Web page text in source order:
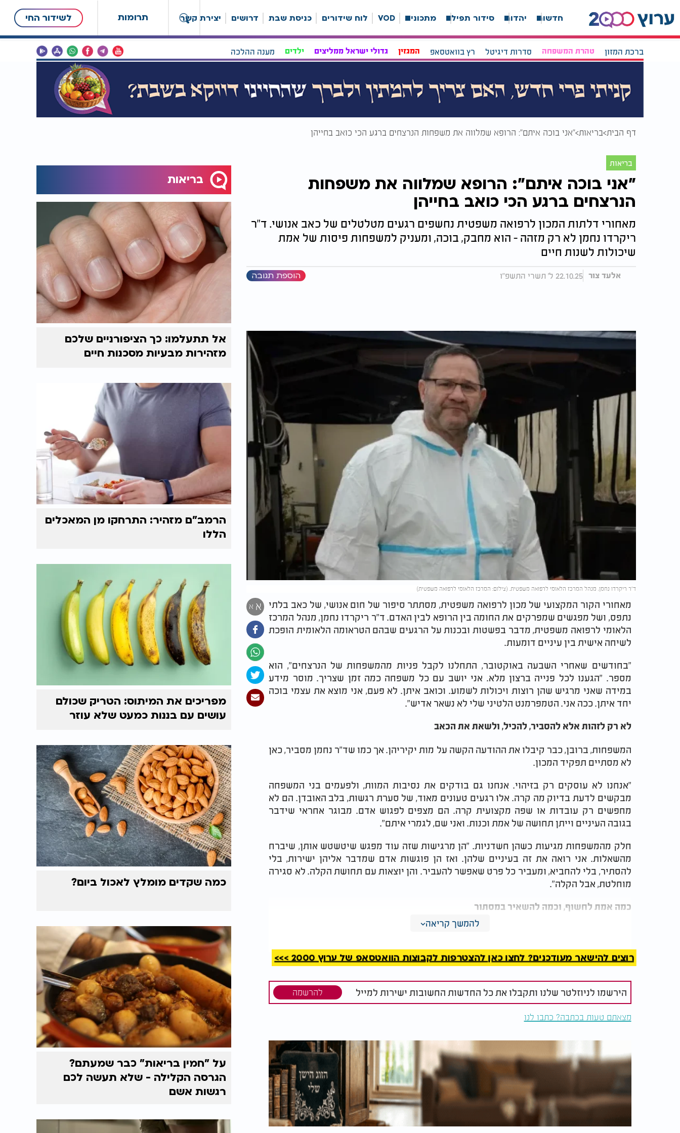
תרומות לשידור החי חדשות יהדות סידור תפילה מתכונים VOD לוח שידורים כניסת שבת דרושים יצירת קשר
ברכת המזון טהרת המשפחה סדרות דיגיטל רץ בוואטסאפ המגזין גדולי ישראל ממליצים ילדים מענה ההלכה
דף הבית בריאות "אני בוכה איתם": הרופא שמלווה את משפחות הנרצחים ברגע הכי כואב בחייהן
בריאות
"אני בוכה איתם": הרופא שמלווה את משפחות
הנרצחים ברגע הכי כואב בחייהן
מאחורי דלתות המכון לרפואה משפטית נחשפים רגעים מטלטלים של כאב אנושי. ד"ר
ריקרדו נחמן לא רק מזהה - הוא מחבק, בוכה, ומעניק למשפחות פיסות של אמת
שיכולות לשנות חיים
אלעד צור 22.10.25 ל' תשרי התשפ"ו הוספת תגובה
ד"ר ריקרדו נחמן, מנהל המרכז הלאומי לרפואה משפטית. (צילום: המרכז הלאומי לרפואה משפטית)
א א
מאחורי הקור המקצועי של מכון לרפואה משפטית, מסתתר סיפור של חום אנושי, של כאב בלתי
נתפס, ושל מפגשים שמפרקים את החומה בין הרופא לבין האדם. ד"ר ריקרדו נחמן, מנהל המרכז
הלאומי לרפואה משפטית, מדבר בפשטות ובכנות על הרגעים שבהם הטראומה הלאומית הופכת
לשיחה אישית בין עיניים דומעות.
"בחודשים שאחרי השבעה באוקטובר, התחלנו לקבל פניות מהמשפחות של הנרצחים", הוא
מספר. "הגענו לכל פנייה ברצון מלא. אני יושב עם כל משפחה כמה זמן שצריך. מוסר מידע
במידה שאני מרגיש שהן רוצות ויכולות לשמוע. וכואב איתן. לא פעם, אני מוצא את עצמי בוכה
יחד איתן. ככה אני. הטמפרמנט הלטיני שלי לא נשאר אדיש".
לא רק לזהות אלא להסביר, להכיל, ולשאת את הכאב
המשפחות, ברובן, כבר קיבלו את ההודעה הקשה על מות יקיריהן. אך כמו שד"ר נחמן מסביר, כאן
לא מסתיים תפקיד המכון.
"אנחנו לא עוסקים רק בזיהוי. אנחנו גם בודקים את נסיבות המוות, ולפעמים בני המשפחה
מבקשים לדעת בדיוק מה קרה. אלו רגעים טעונים מאוד, של סערת רגשות, בלב האובדן. הם לא
מחפשים רק עובדות או שפה מקצועית קרה. הם מצפים לפגוש אדם. מבוגר אחראי שידבר
בגובה העיניים וייתן תחושה של אמת וכנות. ואני שם, לגמרי איתם".
חלק מהמשפחות מגיעות כשהן חשדניות. "הן מרגישות שזה עוד מפגש שיטשטש אותן, שיברח
מהשאלות. אני רואה את זה בעיניים שלהן. ואז הן פוגשות אדם שמדבר אליהן ישירות, בלי
להסתיר, בלי להחביא, ומעביר כל פרט שאפשר להעביר. והן יוצאות עם תחושת הקלה. לא סגירה
מוחלטת, אבל הקלה".
כמה אמת לחשוף, וכמה להשאיר במסתור
עד כמה ניתן לשתף בפרטים, ומה נשמר בחדרי חדרים? ד"ר נחמן לא מתחמק.
המלצות נוספות
למה הפירות נרקבים מהר
ואיך עוצרים את זה בקלות?
נמשים מול כתמי שמש:
כיצד להבחין ביניהם
וכיצד להגן על העור
סוכרת בלי סימנים: 1 מכל
2 חולים לא יודעים בכלל
שהם חולים
"אני שקוף ככל האפשר. אם משפחה מבקשת לראות ממצא אפילו אם הוא קשה אני לא נמנע. יש
משפחות שרוצות להבין הכל, עד הרגע האחרון, ורוצות לראות תמונה או סריקה. אחרות שואלות
שאלה ושותקות. כל מקרה לגופו. אני מנסה להבין כמה הן באמת רוצות לדעת, ומכאן אנחנו
להמשך קריאה
רוצים להישאר מעודכנים? לחצו כאן להצטרפות לקבוצות הוואטסאפ של ערוץ 2000 >>>
הירשמו לניוזלטר שלנו ותקבלו את כל החדשות החשובות ישירות למייל להרשמה
מצאתם טעות בכתבה? כתבו לנו
בריאות
אל תתעלמו: כך הציפורניים שלכם
מזהירות מבעיות מסכנות חיים
הרמב"ם מזהיר: התרחקו מן המאכלים
הללו
מפריכים את המיתוס: הטריק שכולם
עושים עם בננות כמעט שלא עוזר
כמה שקדים מומלץ לאכול ביום?
על "חמין בריאות" כבר שמעתם?
הגרסה הקלילה - שלא תעשה לכם
רגשות אשם